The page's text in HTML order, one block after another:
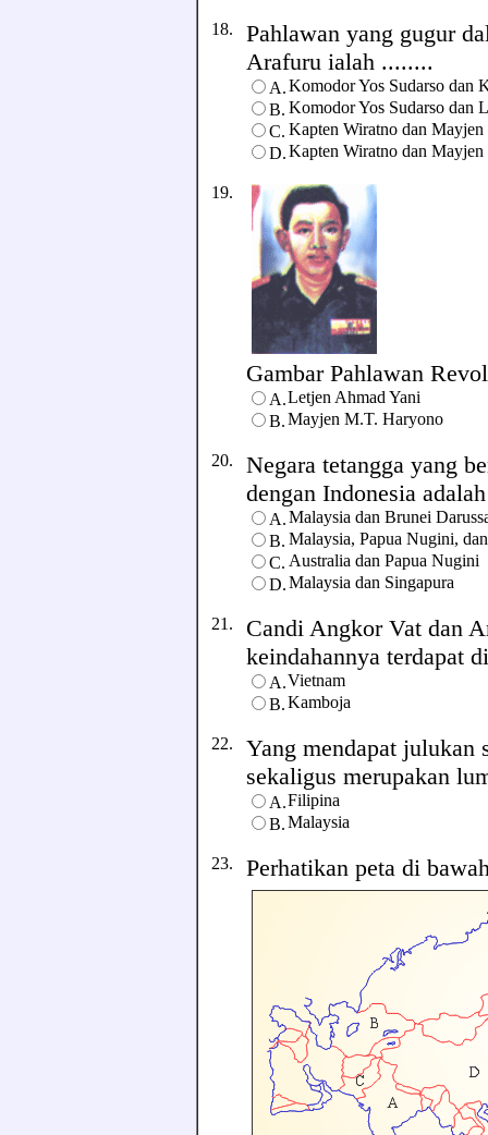
18. Pahlawan yang gugur
Arafuru ialah ........
A.Komodor Yos Sudarso dan
B. Komodor Yos Sudarso dan
C. Kapten Wiratno dan Mayjen
D.Kapten Wiratno dan Mayjen
19.
Gambar Pahlawan
A.Letjen Ahmad Yani
B.Mayjen M.T. Haryono
20. Negara tetangga yang
dengan Indonesia
A.Malaysia dan Brunei
B. Malaysia, Papua Nugini,
C. Australia dan Papua Nugini
D.Malaysia dan Singapura
21. Candi Angkor Vat dan
keindahannya terdapat
A.Vietnam
B.Kamboja
22. Yang mendapat julukan
sekaligus merupakan
A.Filipina
B.Malaysia
23. Perhatikan peta di